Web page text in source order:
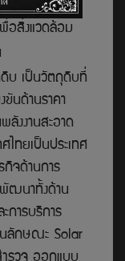
งงานสะอาด (
พื่อสิ่งแวดล้อม
ดิบ เป็นวัตถุดิบที่
ขันด้านราคา
ลังงานสะอาด
ทยเป็นประเทศ
จด้านการ
พัฒนาทั้งด้าน
การบริการ
นลักษณะ Solar
รวจ ออกแบบ